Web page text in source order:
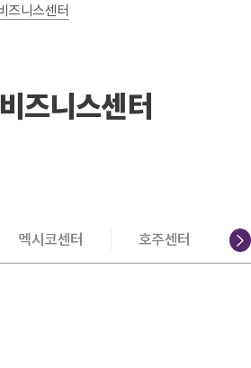
즈니스센터
즈니스센터
멕시코센터 호주센터